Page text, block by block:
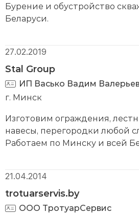
Бурение и обустройство
Беларуси.
27.02.2019
Stal Group
ИП Васько Вадим
г. Минск
Изготовим ограждения,
навесы, перегородки любой
Работаем по Минску и всей
21.04.2014
trotuarservis.by
ООО ТротуарСервис